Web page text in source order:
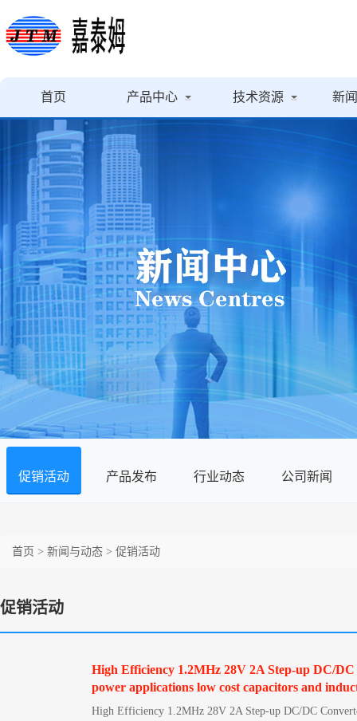
首页 产品中心 技术资源 新
促销活动 产品发布 行业动态 公司新闻
首页 > 新闻与动态 > 促销活动
促销活动
High Efficiency 1.2MHz 28V 2A Step-up DC/
power applications low cost capacitors and
High Efficiency 1.2MHz 28V 2A Step-up DC/DC